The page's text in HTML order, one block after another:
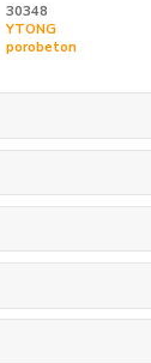
30348
YTONG
porobeton